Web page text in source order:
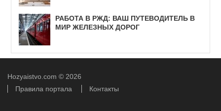
РАБОТА В РЖД: ВАШ ПУТЕВОДИТЕЛЬ В
МИР ЖЕЛЕЗНЫХ ДОРОГ
Hozyaistvo.com © 2026
Правила портала
Контакты